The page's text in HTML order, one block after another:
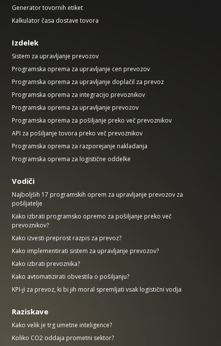
Generator tovornih etiket
Kalkulator časa dostave tovora
Izdelek
Sistem za upravljanje prevozov
Programska oprema za upravljanje cen prevozov
Programska oprema za upravljanje doplačil za prevoz
Programska oprema za integracijo prevoznikov
Programska oprema za upravljanje prevozov
Programska oprema za pošiljanje preko več prevoznikov
API za pošiljanje tovora preko več prevoznikov
Programska oprema za razporejanje nakladanja
Programska oprema za logistične oddelke
Vodiči
Najboljših 17 programskih oprem za upravljanje prevozov za
pošiljatelje
Kako izbrati programsko opremo za pošiljanje preko več
prevoznikov?
Kako izvesti preprost razpis za prevoz?
Kako implementirati sistem za upravljanje prevozov?
Kako izbrati prevoznika?
Kako avtomatizirati obvestila o pošiljanju?
KPI-ji za prevoz, ki bi jih moral spremljati vsak logistični vodja
Raziskave
Kako velik je trg umetne inteligence?
Koliko CO2 oddaja prometni sektor?